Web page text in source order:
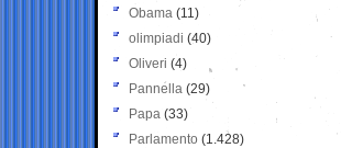
Obama (11)
olimpiadi (40)
Oliveri (4)
Pannella (29)
Papa (33)
Parlamento (1.428)